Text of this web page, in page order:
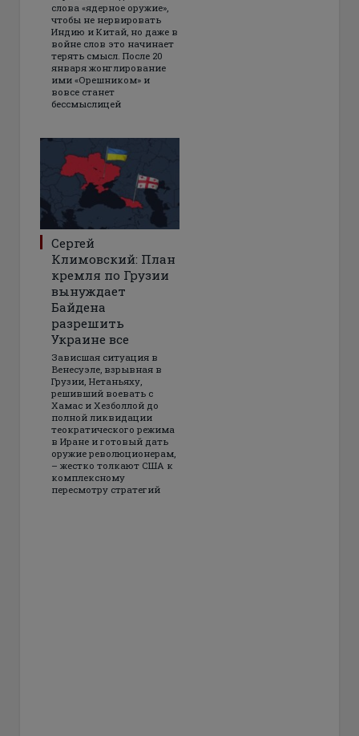
слова «ядерное оружие»,
чтобы не нервировать
Индию и Китай, но даже в
войне слов это начинает
терять смысл. После 20
января жонглирование
ими «Орешником» и
вовсе станет
бессмыслицей
Сергей
Климовский: План
кремля по Грузии
вынуждает
Байдена
разрешить
Украине все
Зависшая ситуация в
Венесуэле, взрывная в
Грузии, Нетаньяху,
решивший воевать с
Хамас и Хезболлой до
полной ликвидации
теократического режима
в Иране и готовый дать
оружие революционерам,
– жестко толкают США к
комплексному
пересмотру стратегий